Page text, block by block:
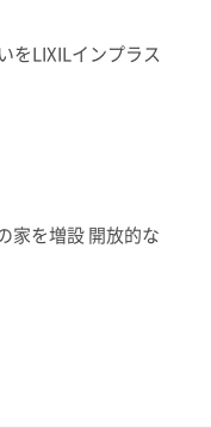
をLIXILインプラス
家を増設 開放的な